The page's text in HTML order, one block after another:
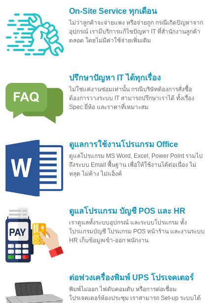
On-Site Service ทุกเดือน
ไม่ว่าลูกค้าจะจ่ายแพง หรือจ่ายถูก กรณีเกิดปัญหาจาก
อุปกรณ์ เรามีบริการแก้ไขปัญหา IT ที่สำนักงานลูกค้า
ตลอด โดยไม่มีค่าใช้จ่ายเพิ่มเติม
ปรึกษาปัญหา IT ได้ทุกเรื่อง
ไม่ใช่แค่งานซ่อมเท่านั้น กรณีบริษัทต้องการสั่งซื้อ
ต้องการวางระบบ IT สามารถปรึกษาเราได้ ทั้งเรื่อง
Spec ยี่ห้อ และราคาที่เหมาะสม
ดูแลการใช้งานโปรแกรม Office
ดูแลโปรแกรม MS Word, Excel, Power Point รวมไป
ถึงระบบ Email พื้นฐาน เพื่อให้ใช้งานได้ต่อเนื่อง ไม่
หลุด ไม่ค้าง ไม่แฮ็งค์
ดูแลโปรแกรม บัญชี POS และ HR
เราดูแลทั้งระบบอุปกรณ์ และระบบโปรแกรม ทั้ง
โปรแกรมบัญชี โปรแกรม POS หน้าร้าน และงานระบบ
HR เก็บข้อมูลเข้า-ออก พนักงาน
ต่อพ่วงเครื่องพิมพ์ UPS โปรเจคเตอร์
พิมพ์ไม่ออก ไฟดับคอมดับ หรือการต่อเชื่อม
โปรเจคเตอร์ห้องประชุม เราสามารถ Set-up ระบบได้